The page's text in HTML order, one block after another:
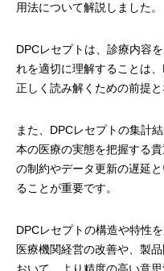
用法について解説しました。
DPCレセプトは、診療内容
れを適切に理解することは
正しく読み解くための前提と
また、DPCレセプトの集計
本の医療の実態を把握する
の制約やデータ更新の遅延
ることが重要です。
DPCレセプトの構造や特性
医療機関経営の改善や、製